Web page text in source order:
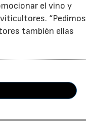
el vino y
“Pedimos
también ellas